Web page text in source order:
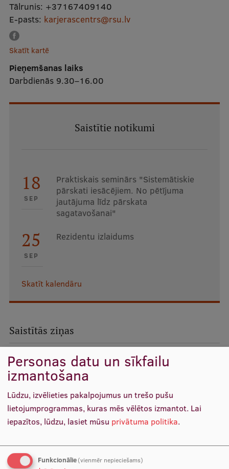
Studiju norises vietas
Fakultātes
Identitāte
RSU fonds
Muzeji un ekspozīcijas
Ģerbonis
Ilgtspējīga attīstība
Studiju un vides pieejamība
Dati par 2025. gadu
Suvenīri un grāmatas
Tālrunis: +37167409140
E-pasts: karjerascentrs@rsu.lv
Skatīt kartē
Pieņemšanas laiks
Darbdienās 9.30–16.00
Saistītie notikumi
18
SEP
Praktiskais seminārs "Sistemātiskie
pārskati iesācējiem. No pētījuma
jautājuma līdz pārskata
sagatavošanai"
25
SEP
Rezidentu izlaidums
Skatīt kalendāru
Saistītās ziņas
Personas datu un sīkfailu
izmantošana
Lūdzu, izvēlieties pakalpojumus un trešo pušu
lietojumprogrammas, kuras mēs vēlētos izmantot. Lai
iepazītos, lūdzu, lasiet mūsu privātuma politika.
Funkcionālie(vienmēr nepieciešams)